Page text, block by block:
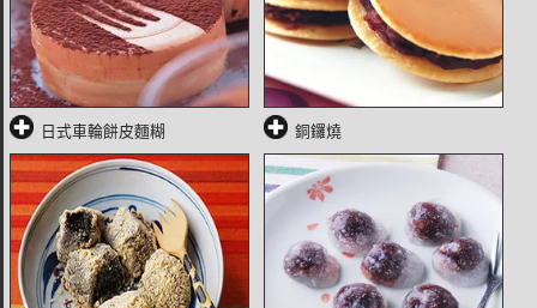
日式車輪餅皮麵糊 銅鑼燒